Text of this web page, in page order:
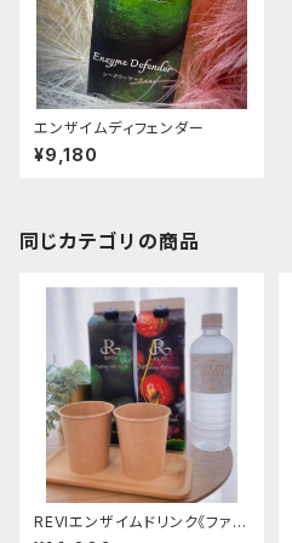
エンザイムディフェンダー
¥9,180
同じカテゴリの商品
REVIエンザイムドリンク《ファス